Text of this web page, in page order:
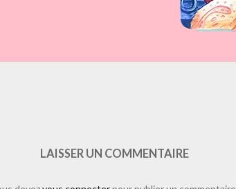
LAISSER UN COMMENTAIRE